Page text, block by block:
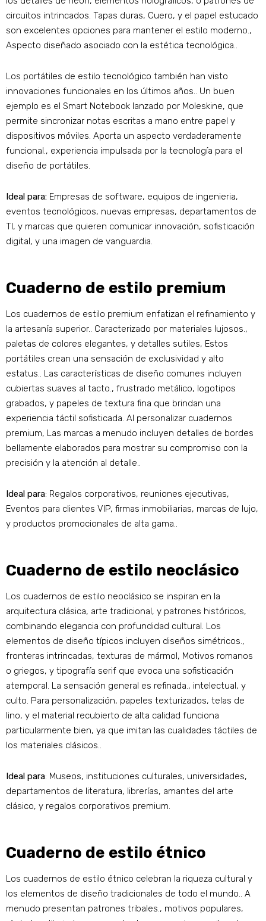
circuitos intrincados. Tapas duras, Cuero, y el papel estucado
son excelentes opciones para mantener el estilo moderno.,
Aspecto diseñado asociado con la estética tecnológica..
Los portátiles de estilo tecnológico también han visto
innovaciones funcionales en los últimos años.. Un buen
ejemplo es el Smart Notebook lanzado por Moleskine, que
permite sincronizar notas escritas a mano entre papel y
dispositivos móviles. Aporta un aspecto verdaderamente
funcional., experiencia impulsada por la tecnología para el
diseño de portátiles.
Ideal para: Empresas de software, equipos de ingenieria,
eventos tecnológicos, nuevas empresas, departamentos de
TI, y marcas que quieren comunicar innovación, sofisticación
digital, y una imagen de vanguardia.
Cuaderno de estilo premium
Los cuadernos de estilo premium enfatizan el refinamiento y
la artesanía superior.. Caracterizado por materiales lujosos.,
paletas de colores elegantes, y detalles sutiles, Estos
portátiles crean una sensación de exclusividad y alto
estatus.. Las características de diseño comunes incluyen
cubiertas suaves al tacto., frustrado metálico, logotipos
grabados, y papeles de textura fina que brindan una
experiencia táctil sofisticada. Al personalizar cuadernos
premium, Las marcas a menudo incluyen detalles de bordes
bellamente elaborados para mostrar su compromiso con la
precisión y la atención al detalle..
Ideal para: Regalos corporativos, reuniones ejecutivas,
Eventos para clientes VIP, firmas inmobiliarias, marcas de lujo,
y productos promocionales de alta gama..
Cuaderno de estilo neoclásico
Los cuadernos de estilo neoclásico se inspiran en la
arquitectura clásica, arte tradicional, y patrones históricos,
combinando elegancia con profundidad cultural. Los
elementos de diseño típicos incluyen diseños simétricos.,
fronteras intrincadas, texturas de mármol, Motivos romanos
o griegos, y tipografía serif que evoca una sofisticación
atemporal. La sensación general es refinada., intelectual, y
culto. Para personalización, papeles texturizados, telas de
lino, y el material recubierto de alta calidad funciona
particularmente bien, ya que imitan las cualidades táctiles de
los materiales clásicos..
Ideal para: Museos, instituciones culturales, universidades,
departamentos de literatura, librerías, amantes del arte
clásico, y regalos corporativos premium.
Cuaderno de estilo étnico
Los cuadernos de estilo étnico celebran la riqueza cultural y
los elementos de diseño tradicionales de todo el mundo.. A
menudo presentan patrones tribales., motivos populares,